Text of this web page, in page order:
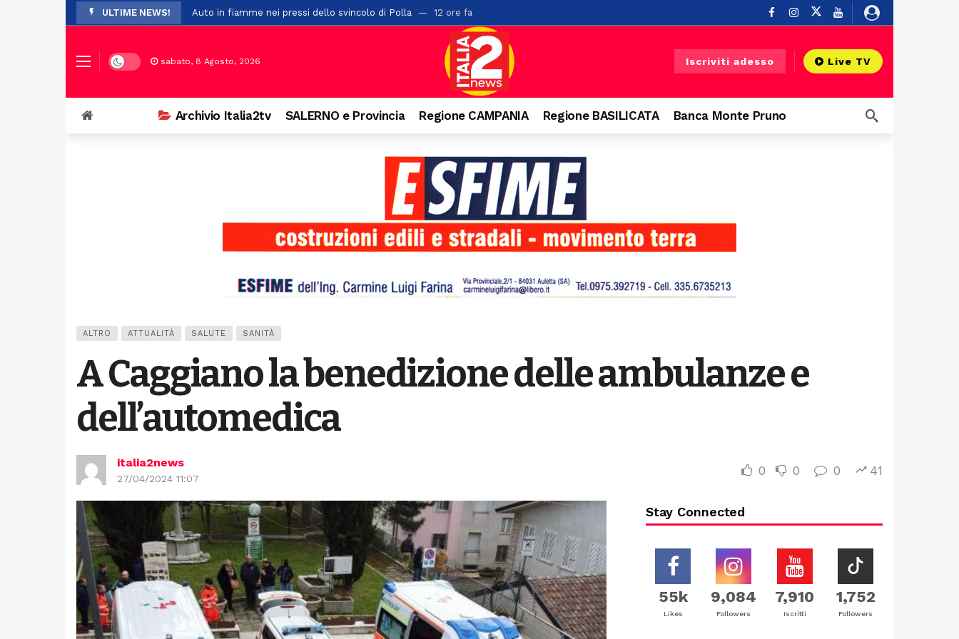
ULTIME NEWS! Auto in fiamme nei pressi dello svincolo di Polla 12 ore fa
Il maltempo provoca la caduta di alberi sulla “Bussentina”: chiuso temporaneamente un tratto a Buonabitacolo
Pompei, nuovo studio su Oplontis: pane e cereali alla base della dieta romana
Premio Terre del Bussento, si chiude l’undicesima edizione: tre serate di spettacolo, cultura e grandi protagonisti
Ostello del centro storico di Salerno con 42 posti letto abusivi: scatta la sospensione dell’attività
Prodotti non sicuri, sequestrati oltre 2mila articoli nel potentino: otto commercianti segnalati
Vasto incendio a San Chirico. Denunciato 63enne: ha acceso il fuoco per bruciare un nido di vespe
Ospedale di Battipaglia, la Cisl: “Dal crollo una lezione per il Sud. La manutenzione diventi la prima infrastruttura”
Dark mode sabato, 8 Agosto, 2026 Iscriviti adesso Live TV
Archivio Italia2tv SALERNO e Provincia Regione CAMPANIA Regione BASILICATA Banca Monte Pruno
ALTRO ATTUALITÀ SALUTE SANITÀ
A Caggiano la benedizione delle ambulanze e
dell’automedica
italia2news
27/04/2024 11:07
0 0 0 41
Stay Connected
55k
Likes
9,084
Followers
7,910
Iscritti
1,752
Followers